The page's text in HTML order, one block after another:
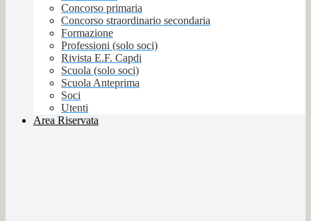
Concorso primaria
Concorso straordinario secondaria
Formazione
Professioni (solo soci)
Rivista E.F. Capdi
Scuola (solo soci)
Scuola Anteprima
Soci
Utenti
Area Riservata